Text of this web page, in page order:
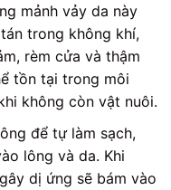
mảnh vảy da này
trong không khí,
rèm cửa và thậm
tồn tại trong môi
không còn vật nuôi.
để tự làm sạch,
lông và da. Khi
dị ứng sẽ bám vào